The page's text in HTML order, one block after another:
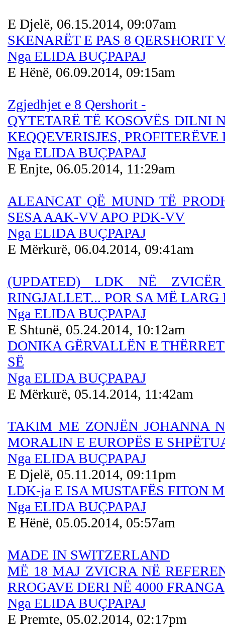
E Djelë, 06.15.2014, 09:07am
SKENARËT E PAS 8 QERSHORIT
Nga ELIDA BUÇPAPAJ
E Hënë, 06.09.2014, 09:15am
Zgjedhjet e 8 Qershorit -
QYTETARË TË KOSOVËS DILNI
KEQQEVERISJES,
Nga ELIDA BUÇPAPAJ
E Enjte, 06.05.2014, 11:29am
ALEANCAT QË MUND TË
SESA AAK-VV APO PDK-VV
Nga ELIDA BUÇPAPAJ
E Mërkurë, 06.04.2014, 09:41am
(UPDATED) LDK NË
RINGJALLET... POR SA MË
Nga ELIDA BUÇPAPAJ
E Shtunë, 05.24.2014, 10:12am
DONIKA GËRVALLËN E
SË
Nga ELIDA BUÇPAPAJ
E Mërkurë, 05.14.2014, 11:42am
TAKIM ME ZONJËN JOHANNA
MORALIN E EUROPËS E
Nga ELIDA BUÇPAPAJ
E Djelë, 05.11.2014, 09:11pm
LDK-ja E ISA MUSTAFËS FITON
Nga ELIDA BUÇPAPAJ
E Hënë, 05.05.2014, 05:57am
MADE IN SWITZERLAND
MË 18 MAJ ZVICRA NË
RROGAVE DERI NË 4000 FRANGA
Nga ELIDA BUÇPAPAJ
E Premte, 05.02.2014, 02:17pm